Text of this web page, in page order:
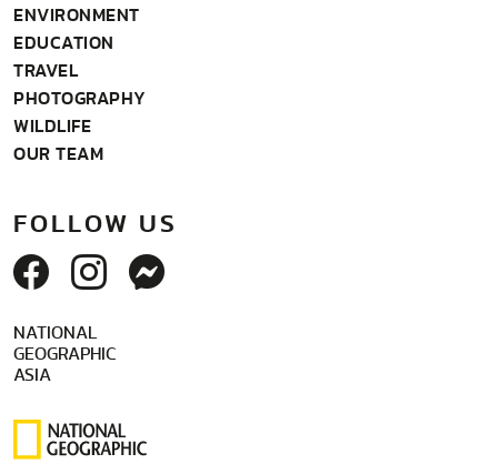
ENVIRONMENT
EDUCATION
TRAVEL
PHOTOGRAPHY
WILDLIFE
OUR TEAM
FOLLOW US
NATIONAL
GEOGRAPHIC
ASIA